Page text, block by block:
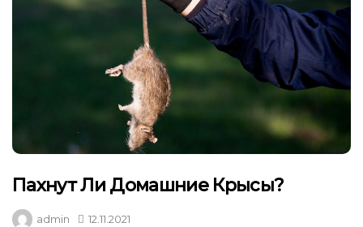
Пахнут Ли Домашние Крысы?
admin 12.11.2021